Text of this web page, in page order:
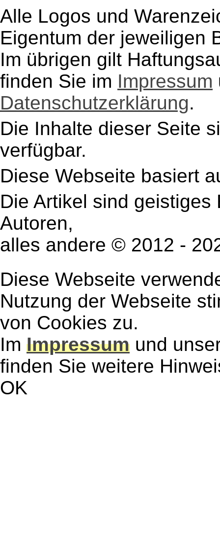
Alle Logos und
Eigentum der jeweiligen
Im übrigen gilt
finden Sie im Impressum
Datenschutzerklärung.
Die Inhalte dieser Seite
verfügbar.
Diese Webseite basiert
Die Artikel sind
Autoren,
alles andere © 2012 -
Diese Webseite
Nutzung der Webseite
von Cookies zu.
Im Impressum und
finden Sie weitere
OK